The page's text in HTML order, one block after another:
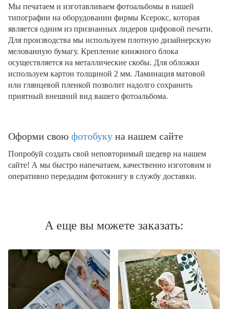
Мы печатаем и изготавливаем фотоальбомы в нашей
типографии на оборудовании фирмы Ксерокс, которая
является одним из признанных лидеров цифровой печати.
Для производства мы используем плотную дизайнерскую
мелованную бумагу. Крепление книжного блока
осуществляется на металлические скобы. Для обложки
используем картон толщиной 2 мм. Ламинация матовой
или глянцевой пленкой позволит надолго сохранить
приятный внешний вид вашего фотоальбома.
Оформи свою фотобуку на нашем сайте
Попробуй создать свой неповторимый шедевр на нашем
сайте! А мы быстро напечатаем, качественно изготовим и
оперативно передадим фотокнигу в службу доставки.
А еще вы можете заказать: